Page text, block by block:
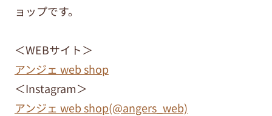
ョップです。
＜WEBサイト＞
アンジェ web shop
＜Instagram＞
アンジェ web shop(@angers_web)